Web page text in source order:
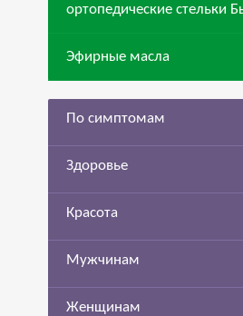
ортопедические стельки
Эфирные масла
По симптомам
Здоровье
Красота
Мужчинам
Женщинам